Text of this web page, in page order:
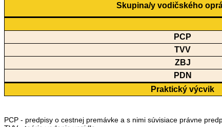
Skupina/y vodičského
PCP
TVV
ZBJ
PDN
Praktický výcvik
PCP - predpisy o cestnej premávke a s nimi súvisiace právne